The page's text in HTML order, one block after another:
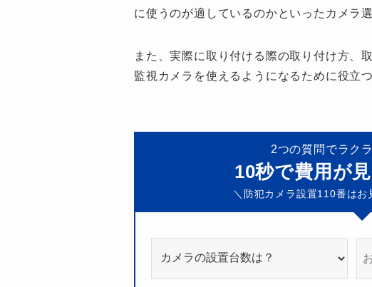
に使うのが適しているのかといったカメラ
また、実際に取り付ける際の取り付け方、
監視カメラを使えるようになるために役立
2つの質問でラク
10秒で費用が
＼防犯カメラ設置110番はお